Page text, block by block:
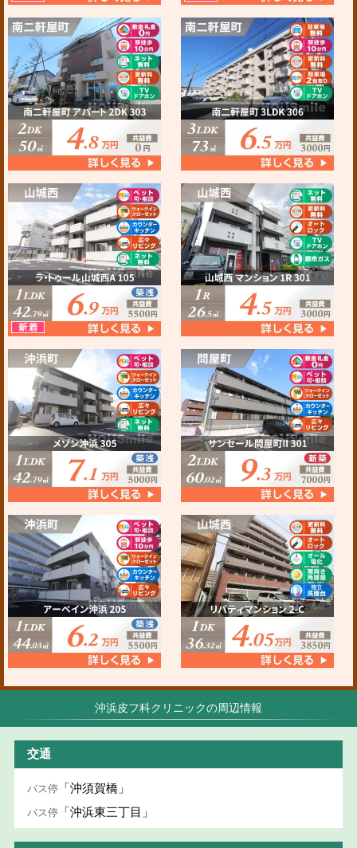
沖浜皮フ科クリニックの周辺情報
交通
バス停 「沖須賀橋」
バス停 「沖浜東三丁目」